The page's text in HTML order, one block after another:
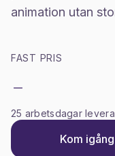
animation utan
FAST PRIS
-
25 arbetsdagar
Kom